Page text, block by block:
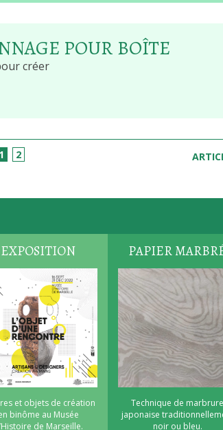
POUR BOÎTE
créer
1 2
EXPOSITION
et objets de création
binôme au Musée
de Marseille.
PAPIER
Technique de marbrure
japonaise
noir ou bleu.